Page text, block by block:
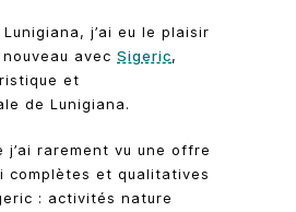
j’ai eu le plaisir
avec Sigeric,
et
de Lunigiana.
j’ai rarement vu une offre
complètes et qualitatives
: activités nature